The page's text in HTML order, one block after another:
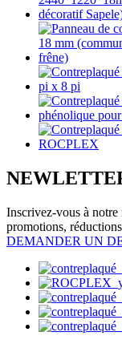
Inscrivez-vous à notre
promotions,
DEMANDER UN